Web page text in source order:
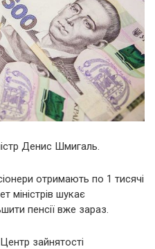
Денис Шмигаль.
отримають по 1 тисячі
міністрів шукає
пенсії вже зараз.
зайнятості